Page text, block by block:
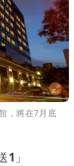
，將在7月底
」